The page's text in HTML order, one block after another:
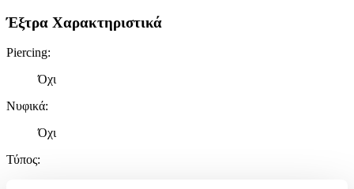
Έξτρα Χαρακτηριστικά
Piercing:
Όχι
Νυφικά:
Όχι
Τύπος: